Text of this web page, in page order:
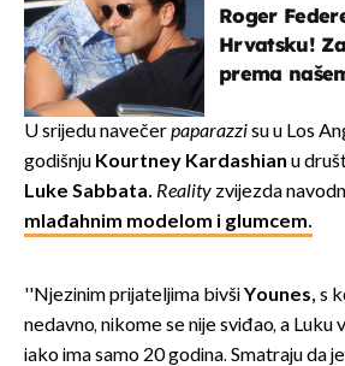
Roger
Hrvatsku!
prema
Hrvat
U srijedu navečerpaparazzisu u Los
godišnju Kourtney Kardashian u
Luke Sabbata. Realityzvijezda
mlađahnim modelom i glumcem.
''Njezinim prijateljima bivšiYounes, s
nedavno, nikome se nije sviđao, a Luku
iako ima samo 20 godina. Smatraju da